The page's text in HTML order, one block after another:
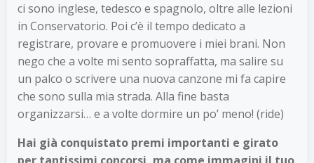
ci sono inglese, tedesco e spagnolo, oltre alle lezioni
in Conservatorio. Poi c’è il tempo dedicato a
registrare, provare e promuovere i miei brani. Non
nego che a volte mi sento sopraffatta, ma salire su
un palco o scrivere una nuova canzone mi fa capire
che sono sulla mia strada. Alla fine basta
organizzarsi… e a volte dormire un po’ meno! (ride)
Hai già conquistato premi importanti e girato